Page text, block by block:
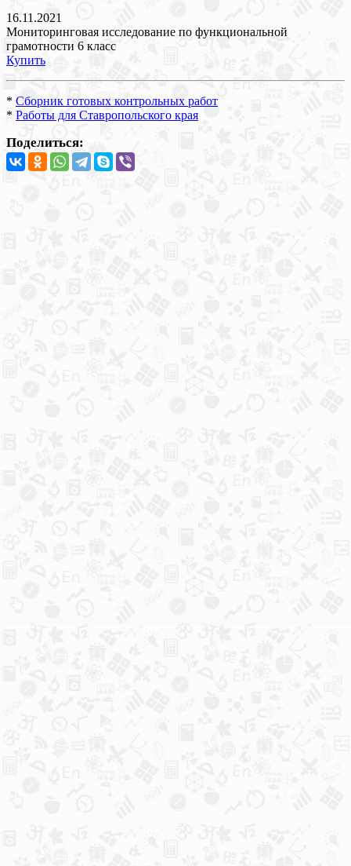
16.11.2021
Мониторинговая исследование по функциональной
грамотности 6 класс
Купить
* Сборник готовых контрольных работ
* Работы для Ставропольского края
Поделиться: